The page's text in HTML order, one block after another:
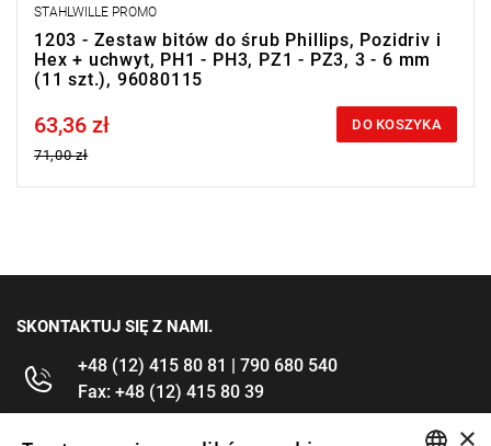
STAHLWILLE PROMO
1203 - Zestaw bitów do śrub Phillips, Pozidriv i
Hex + uchwyt, PH1 - PH3, PZ1 - PZ3, 3 - 6 mm
(11 szt.), 96080115
Price tax included
63,36 zł
71,00 zł
DO KOSZYKA
SKONTAKTUJ SIĘ Z NAMI.
+48 (12) 415 80 81 | 790 680 540
Fax: +48 (12) 415 80 39
kontakt@im-narzedzia.pl ×